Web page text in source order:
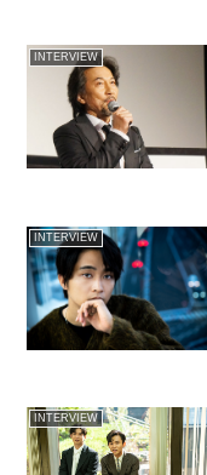
INTERVIEW
INTERVIEW
INTERVIEW